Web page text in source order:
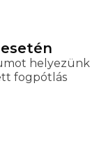
helyezünk
fogpótlás